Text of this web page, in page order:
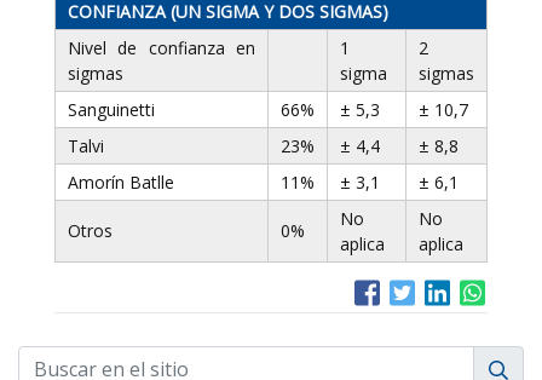
CONFIANZA (UN SIGMA Y DOS SIGMAS)
Nivel de confianza en
sigmas
1
sigma
2
sigmas
Sanguinetti
66% ± 5,3
± 10,7
Talvi
23% ± 4,4
± 8,8
Amorín Batlle
11% ± 3,1 ± 6,1
Otros 0%
No
aplica
No
aplica